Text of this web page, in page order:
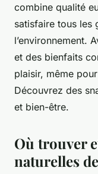
combine qualité
satisfaire tous les
l’environnement.
et des bienfaits
plaisir, même
Découvrez des
et bien-être.
Où trouver
naturelles